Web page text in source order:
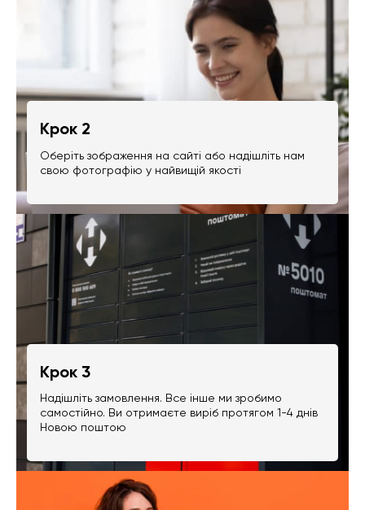
Крок 2
Оберіть зображення на сайті або надішліть нам
свою фотографію у найвищій якості
Крок 3
Надішліть замовлення. Все інше ми зробимо
самостійно. Ви отримаєте виріб протягом 1-4 днів
Новою поштою